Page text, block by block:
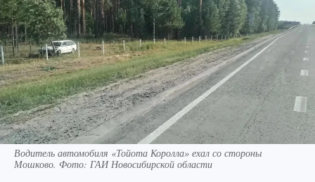
Водитель автомобиля «Тойота Королла» ехал со стороны
Мошково. Фото: ГАИ Новосибирской области